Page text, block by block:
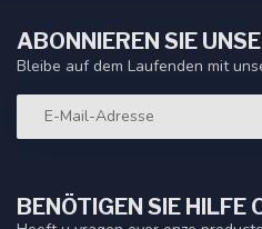
BENÖTIGEN SIE HILFE
ABONNIEREN SIE
Bleibe auf dem Laufenden mit